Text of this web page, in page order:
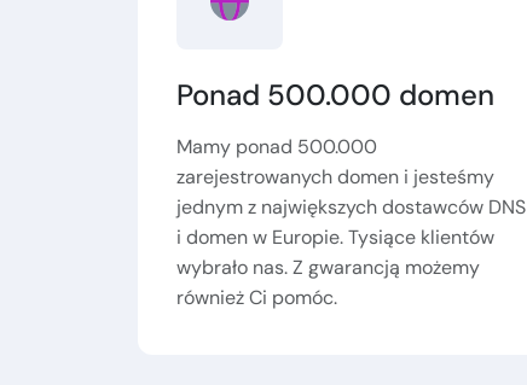
Ponad 500.000 domen
Mamy ponad 500.000
zarejestrowanych domen i jesteśmy
jednym z największych dostawców DNS
i domen w Europie. Tysiące klientów
wybrało nas. Z gwarancją możemy
również Ci pomóc.